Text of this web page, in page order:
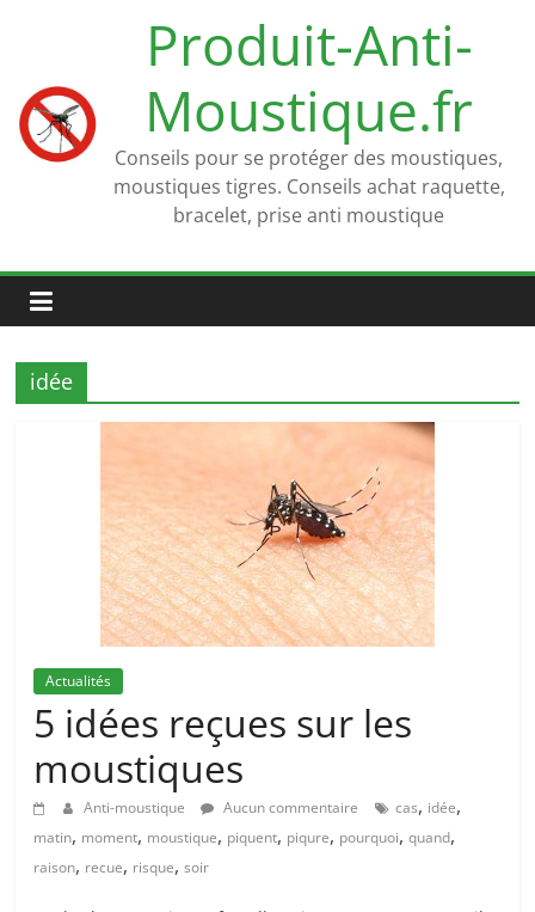
Produit-Anti-
Moustique.fr
Conseils pour se protéger des moustiques,
moustiques tigres. Conseils achat raquette,
bracelet, prise anti moustique
idée
Actualités
5 idées reçues sur les
moustiques
Anti-moustique Aucun commentaire cas, idée,
matin, moment, moustique, piquent, piqure, pourquoi,quand,
raison, recue, risque,soir